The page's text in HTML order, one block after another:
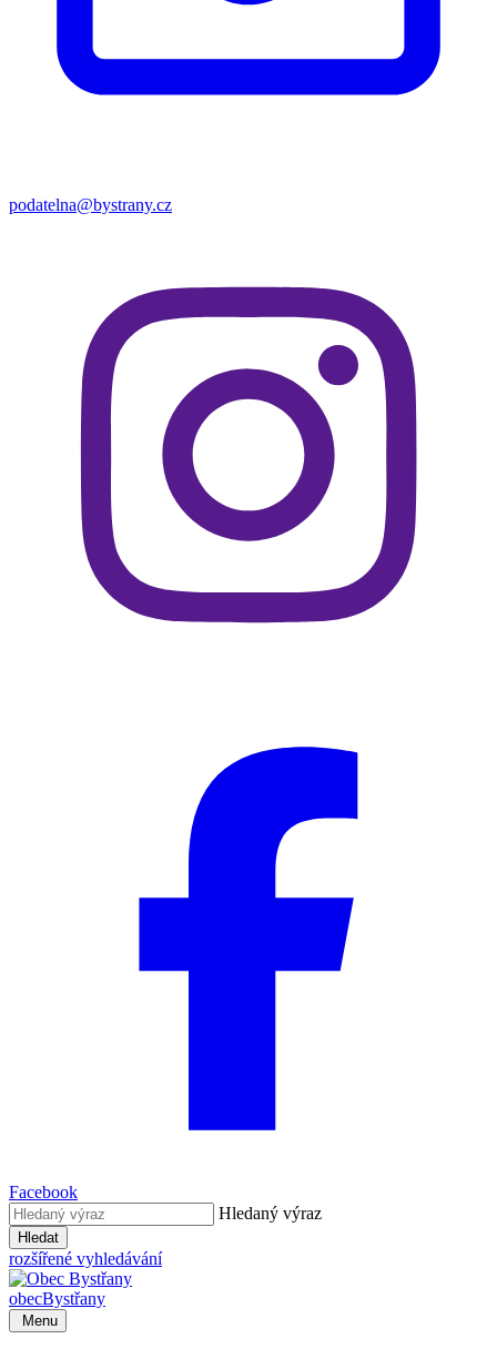
podatelna@bystrany.cz
Facebook
Hledaný výraz
Hledat
rozšířené vyhledávání
obecBystřany
Menu